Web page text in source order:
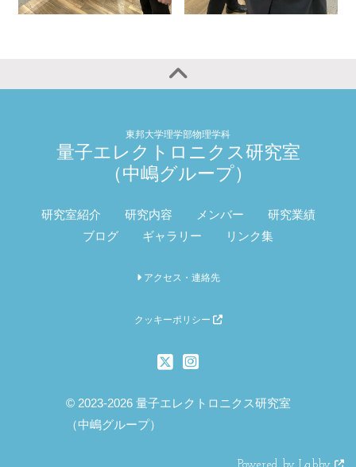
東邦大学理学部物理学科
量子エレクトロニクス研究室
（中嶋グループ）
研究室紹介 研究内容 メンバー
研究業績
ブログ
ギャラリー リンク集
アクセス・連絡先
クッキーポリシー
© 2023-2026 量子エレクトロニクス研究室
（中嶋グループ）